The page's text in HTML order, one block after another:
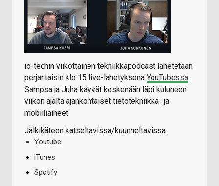
io-techin viikottainen tekniikkapodcast lähetetään
perjantaisin klo 15 live-lähetyksenä YouTubessa.
Sampsa ja Juha käyvät keskenään läpi kuluneen
viikon ajalta ajankohtaiset tietotekniikka- ja
mobiiliaiheet.
Jälkikäteen katseltavissa/kuunneltavissa:
Youtube
iTunes
Spotify